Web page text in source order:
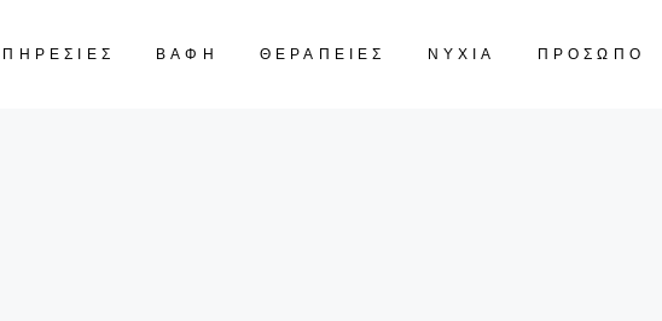
ΒΑΦΗ ΘΕΡΑΠΕΙΕΣ ΝΥΧΙΑ ΠΡΟΣΩΠΟ